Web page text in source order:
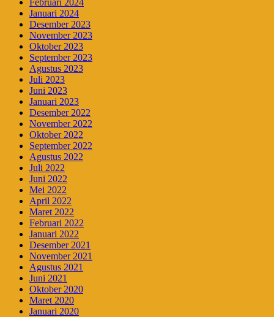
Januari 2024
Desember 2023
November 2023
Oktober 2023
September 2023
Agustus 2023
Juli 2023
Juni 2023
Januari 2023
Desember 2022
November 2022
Oktober 2022
September 2022
Agustus 2022
Juli 2022
Juni 2022
Mei 2022
April 2022
Maret 2022
Februari 2022
Januari 2022
Desember 2021
November 2021
Agustus 2021
Juni 2021
Oktober 2020
Maret 2020
Januari 2020